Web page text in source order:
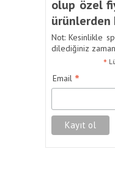
olup özel
ürünlerden
Not: Kesinlikle
dilediğiniz
*
Email *